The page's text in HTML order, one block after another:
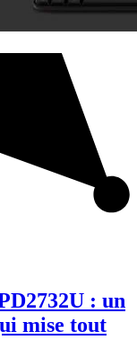
: un
mise tout